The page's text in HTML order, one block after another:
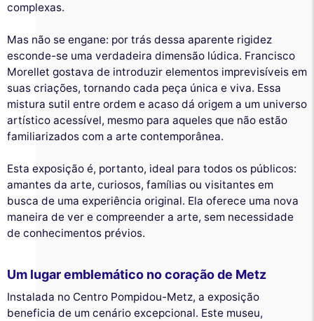
complexas.
Mas não se engane: por trás dessa aparente rigidez
esconde-se uma verdadeira dimensão lúdica. Francisco
Morellet gostava de introduzir elementos imprevisíveis em
suas criações, tornando cada peça única e viva. Essa
mistura sutil entre ordem e acaso dá origem a um universo
artístico acessível, mesmo para aqueles que não estão
familiarizados com a arte contemporânea.
Esta exposição é, portanto, ideal para todos os públicos:
amantes da arte, curiosos, famílias ou visitantes em
busca de uma experiência original. Ela oferece uma nova
maneira de ver e compreender a arte, sem necessidade
de conhecimentos prévios.
Um lugar emblemático no coração de Metz
Instalada no Centro Pompidou-Metz, a exposição
beneficia de um cenário excepcional. Este museu,